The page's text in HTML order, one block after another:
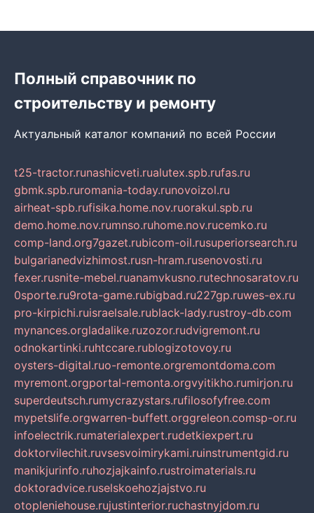
Полный справочник по
строительству и ремонту
Актуальный каталог компаний по всей России
t25-tractor.runashicveti.rualutex.spb.rufas.ru
gbmk.spb.ruromania-today.runovoizol.ru
airheat-spb.rufisika.home.nov.ruorakul.spb.ru
demo.home.nov.rumnso.ruhome.nov.rucemko.ru
comp-land.org7gazet.rubicom-oil.rusuperiorsearch.ru
bulgarianedvizhimost.rusn-hram.rusenovosti.ru
fexer.rusnite-mebel.ruanamvkusno.rutechnosaratov.ru
0sporte.ru9rota-game.rubigbad.ru227gp.ruwes-ex.ru
pro-kirpichi.ruisraelsale.rublack-lady.rustroy-db.com
mynances.orgladalike.ruzozor.rudvigremont.ru
odnokartinki.ruhtccare.rublogizotovoy.ru
oysters-digital.ruo-remonte.orgremontdoma.com
myremont.orgportal-remonta.orgvyitikho.rumirjon.ru
superdeutsch.rumycrazystars.rufilosofyfree.com
mypetslife.orgwarren-buffett.orggreleon.comsp-or.ru
infoelectrik.rumaterialexpert.rudetkiexpert.ru
doktorvilechit.ruvsesvoimirykami.ruinstrumentgid.ru
manikjurinfo.ruhozjajkainfo.rustroimaterials.ru
doktoradvice.ruselskoehozjajstvo.ru
otopleniehouse.rujustinterior.ruchastnyjdom.ru